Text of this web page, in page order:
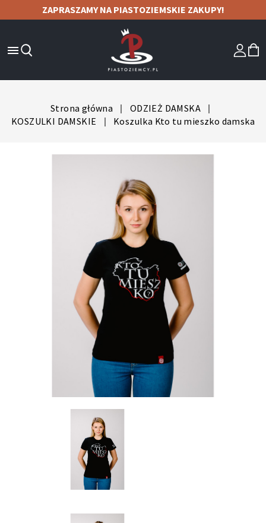
ZAPRASZAMY NA PIASTOZIEMSKIE ZAKUPY!

Strona główna
ODZIEŻ DAMSKA
KOSZULKI DAMSKIE
Koszulka Kto tu mieszko damska